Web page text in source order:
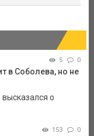
5 0
в Соболева, но не
о
153 0